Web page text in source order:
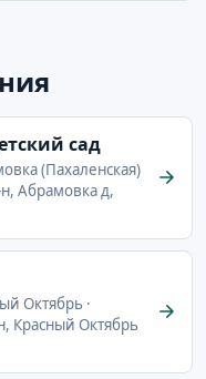
сад
(Пахаленская)
Абрамовка д,
Октябрь ·
Красный Октябрь